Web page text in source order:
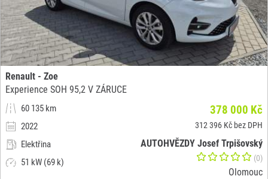
Renault - Zoe
Experience SOH 95,2 V ZÁRUCE
60 135 km
2022
Elektřina
51 kW (69 k)
378 000 Kč
312 396 Kč bez DPH
AUTOHVĚZDY Josef Trpišovský
(0)
Olomouc